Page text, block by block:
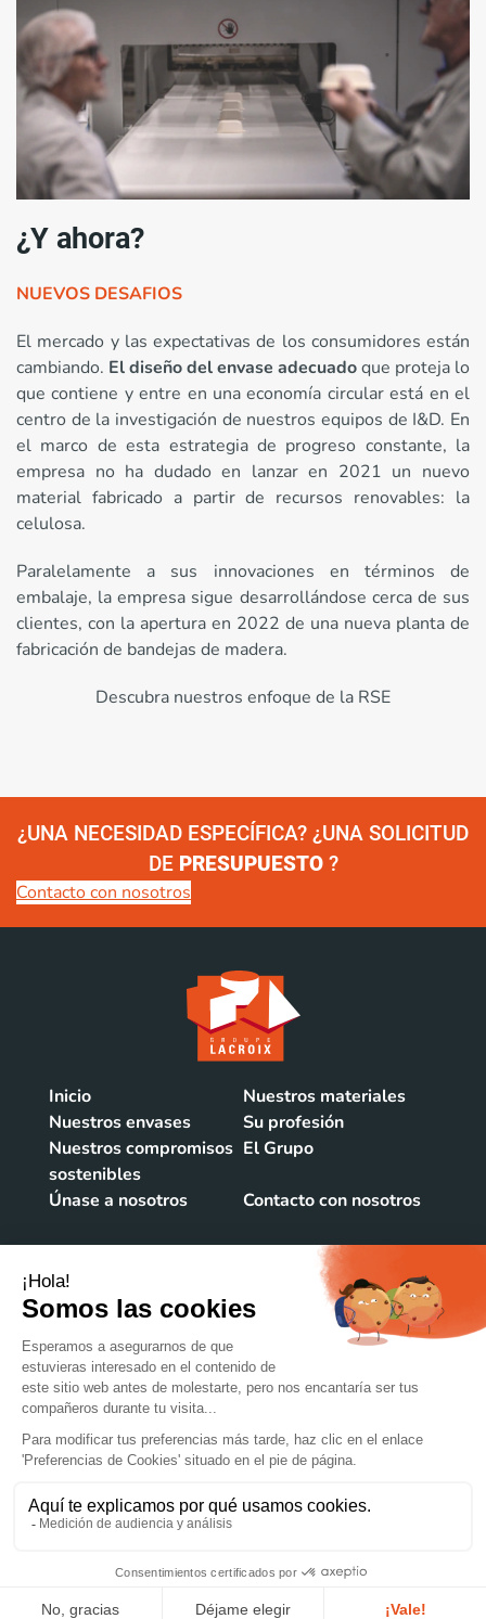
¿Y ahora?
NUEVOS DESAFIOS
El mercado y las expectativas de los consumidores están
cambiando. El diseño del envase adecuadoque proteja lo
que contiene y entre en una economía circular está en el
centro de la investigación de nuestros equipos de I&D. En
el marco de esta estrategia de progreso constante, la
empresa no ha dudado en lanzar en 2021 un nuevo
material fabricado a partir de recursos renovables: la
celulosa.
Paralelamente a sus innovaciones en términos de
embalaje, la empresa sigue desarrollándose cerca de sus
clientes, con la apertura en 2022 de una nueva planta de
fabricación de bandejas de madera.
Descubra nuestros enfoque de la RSE
¿UNA NECESIDAD ESPECÍFICA? ¿UNA SOLICITUD
DE PRESUPUESTO ?
Contacto con nosotros
Inicio
Nuestros materiales
Nuestros envases
Su profesión
Nuestros compromisos
sostenibles
El Grupo
Únase a nosotros Contacto con nosotros
CONTACTO NOSOTROS
106 rue du Vieux Bourg
39220 Bois d'Amont
FRANCE
+33384341515
@lacroix-emballages
© 2022 Groupe Lacroix
Mapa del sitio